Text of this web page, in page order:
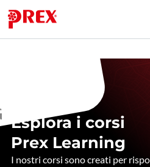
Esplora i corsi
Prex Learning
I nostri corsi sono creati per